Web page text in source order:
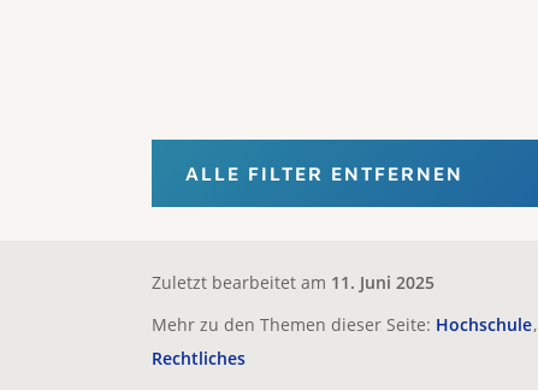
ALLE FILTER ENTFERNEN
Zuletzt bearbeitet am 11. Juni 2025
Mehr zu den Themen dieser Seite: Hochschule
Rechtliches